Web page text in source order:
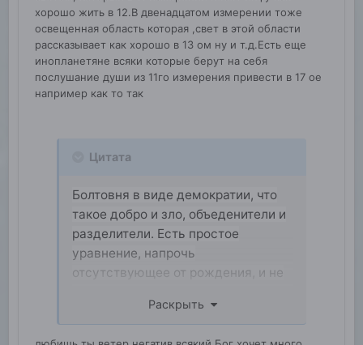
хорошо жить в 12.В двенадцатом измерении тоже
освещенная область которая ,свет в этой области
рассказывает как хорошо в 13 ом ну и т.д.Есть еще
инопланетяне всяки которые берут на себя
послушание души из 11го измерения привести в 17 ое
например как то так
Цитата
Болтовня в виде демократии, что
такое добро и зло, объеденители и
разделители. Есть простое
уравнение, напрочь
отсутствующее от рождения, и не
зависнет быть или не быть я к
Раскрыть